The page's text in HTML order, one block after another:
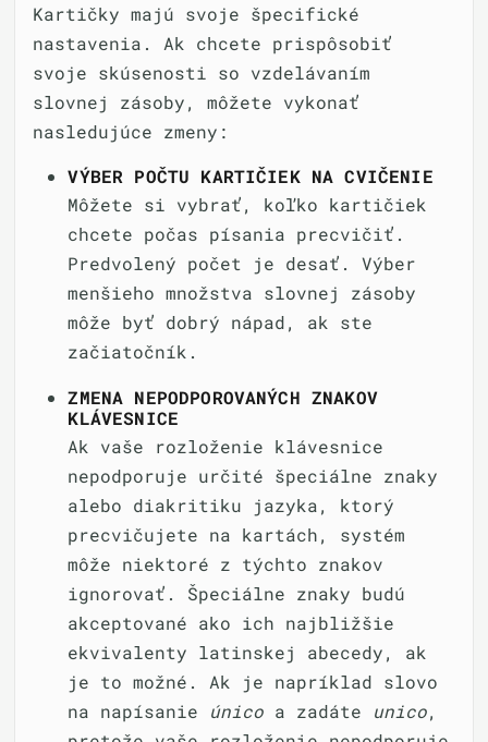
Kartičky majú svoje špecifické
nastavenia. Ak chcete prispôsobiť
svoje skúsenosti so vzdelávaním
slovnej zásoby, môžete vykonať
nasledujúce zmeny:
VÝBER POČTU KARTIČIEK NA CVIČENIE
Môžete si vybrať, koľko kartičiek
chcete počas písania precvičiť.
Predvolený počet je desať. Výber
menšieho množstva slovnej zásoby
môže byť dobrý nápad, ak ste
začiatočník.
ZMENA NEPODPOROVANÝCH ZNAKOV
KLÁVESNICE
Ak vaše rozloženie klávesnice
nepodporuje určité špeciálne znaky
alebo diakritiku jazyka, ktorý
precvičujete na kartách, systém
môže niektoré z týchto znakov
ignorovať. Špeciálne znaky budú
akceptované ako ich najbližšie
ekvivalenty latinskej abecedy, ak
je to možné. Ak je napríklad slovo
na napísanie único a zadáte unico,